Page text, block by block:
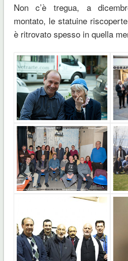
Non c’è tregua, a
montato, le statuine
è ritrovato spesso in quella